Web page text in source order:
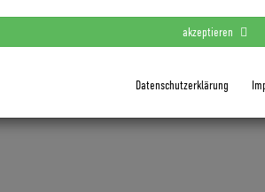
akzeptieren
Datenschutzerklärung